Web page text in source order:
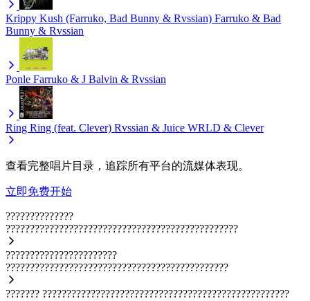
Krippy Kush (Farruko, Bad Bunny & Rvssian) Farruko & Bad
Bunny & Rvssian
Ponle Farruko & J Balvin & Rvssian
Ring Ring (feat. Clever) Rvssian & Juice WRLD & Clever
查看完整唱片目录，追踪所有平台的流媒体表现。
立即免费开始
??????????????
????????????????????????????????????????????????
???????????????????????
??????????????????????????????????????????????
??????? ???????????????????????????????????????????????????